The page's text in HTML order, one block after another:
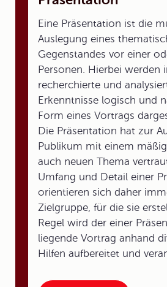
Eine Präsentation ist die
Auslegung eines
Gegenstandes vor einer
Personen. Hierbei werden
recherchierte und
Erkenntnisse logisch und
Form eines Vortrags
Die Präsentation hat zur
Publikum mit einem
auch neuen Thema
Umfang und Detail einer
orientieren sich daher
Zielgruppe, für die sie
Regel wird der einer
liegende Vortrag anhand
Hilfen aufbereitet und